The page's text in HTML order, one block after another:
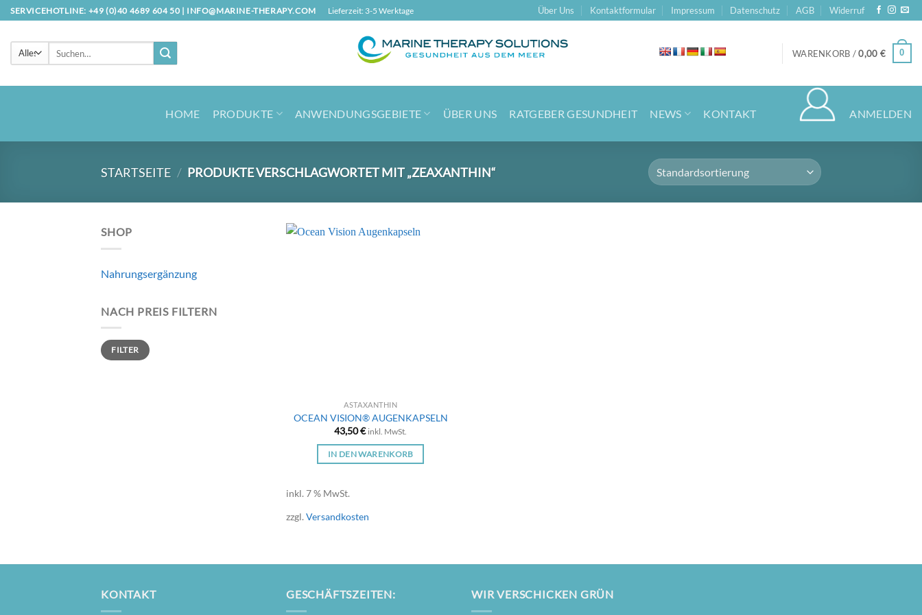
Zum
Inhalt
springen
SERVICEHOTLINE: +49 (0)40 4689 604 50 | INFO@MARINE-THERAPY.COM Lieferzeit: 3-5 Werktage Über Uns Kontaktformular Impressum Datenschutz AGB Widerruf
WARENKORB /0,00 € 0
HOME PRODUKTE ANWENDUNGSGEBIETE ÜBER UNS RATGEBER GESUNDHEIT NEWS KONTAKT ANMELDEN
STARTSEITE / PRODUKTE VERSCHLAGWORTET MIT „ZEAXANTHIN“
SHOP
Nahrungsergänzung
NACH PREIS FILTERN
Min.
Preis
Max.
PreisFILTER
ASTAXANTHIN
OCEAN VISION® AUGENKAPSELN
43,50€ inkl. MwSt.
IN DEN WARENKORB
inkl. 7 % MwSt.
zzgl.Versandkosten
KONTAKT GESCHÄFTSZEITEN: WIR VERSCHICKEN GRÜN